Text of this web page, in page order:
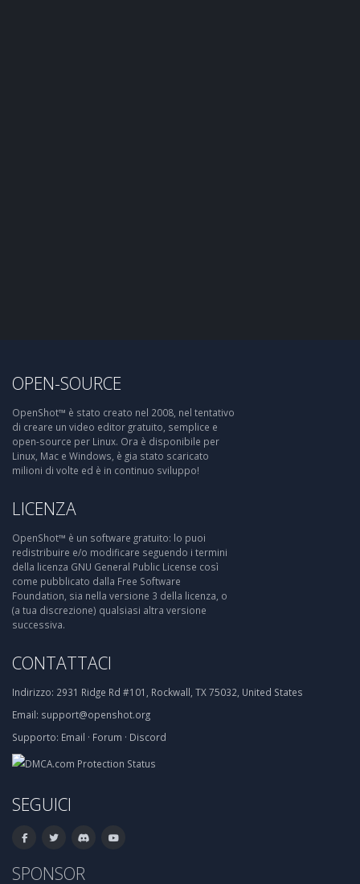
OPEN-SOURCE
OpenShot™ è stato creato nel 2008, nel tentativo
di creare un video editor gratuito, semplice e
open-source per Linux. Ora è disponibile per
Linux, Mac e Windows, è gia stato scaricato
milioni di volte ed è in continuo sviluppo!
LICENZA
OpenShot™ è un software gratuito: lo puoi
redistribuire e/o modificare seguendo i termini
della licenza GNU General Public License così
come pubblicato dalla Free Software
Foundation, sia nella versione 3 della licenza, o
(a tua discrezione) qualsiasi altra versione
successiva.
CONTATTACI
Indirizzo: 2931 Ridge Rd #101, Rockwall, TX 75032, United States
Email: support@openshot.org
Supporto: Email · Forum · Discord
SEGUICI
SPONSOR